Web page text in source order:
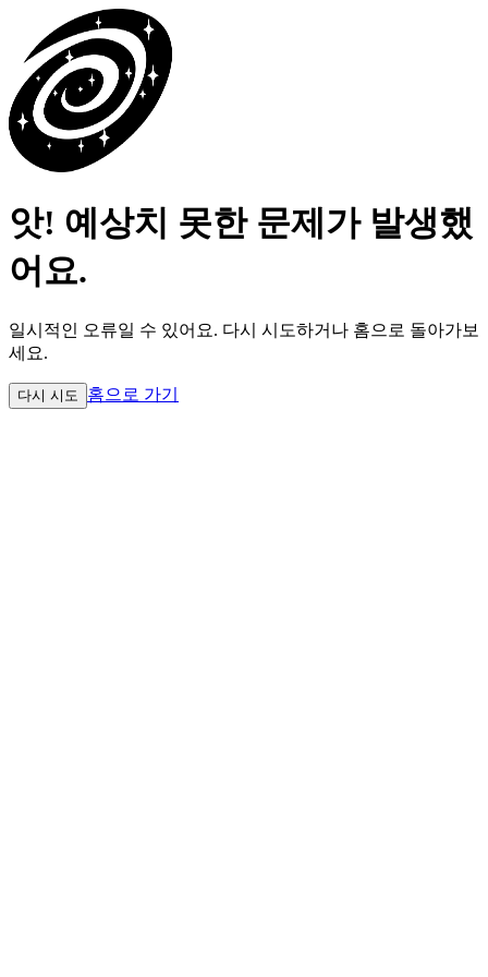
앗! 예상치 못한 문제가 발생했
어요.
일시적인 오류일 수 있어요. 다시 시도하거나 홈으로 돌아가보
세요.
다시 시도 홈으로 가기